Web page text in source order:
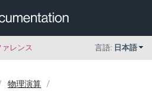
レンス 言語: 日本語
物理演算